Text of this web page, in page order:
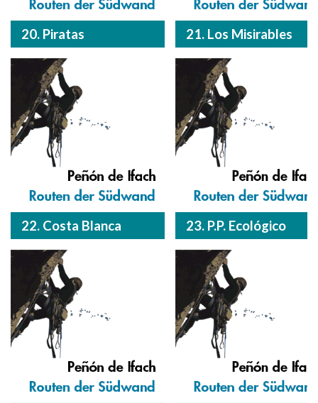
20. Piratas 21. Los Misirables
22. Costa Blanca 23. P.P. Ecológico